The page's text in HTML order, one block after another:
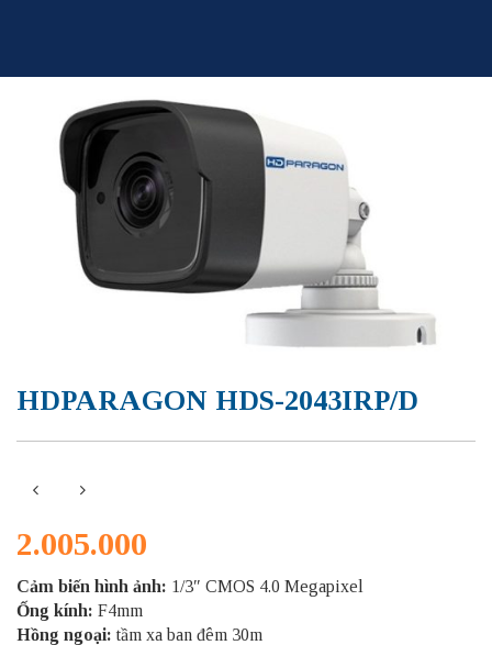
HDPARAGON HDS-2043IRP/D
2.005.000
Cảm biến hình ảnh: 1/3″ CMOS 4.0 Megapixel
Ống kính: F4mm
Hồng ngoại: tầm xa ban đêm 30m